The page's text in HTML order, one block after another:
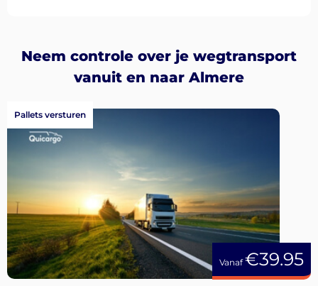
Inloggen
Neem controle over je wegtransport
vanuit en naar Almere
Vanaf€39.95
Pallets versturen